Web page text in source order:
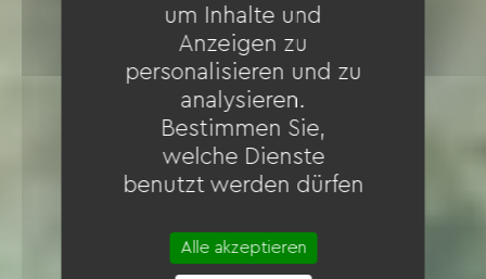
um Inhalte und
Anzeigen zu
personalisieren und zu
analysieren.
Bestimmen Sie,
welche Dienste
benutzt werden dürfen
Alle akzeptieren